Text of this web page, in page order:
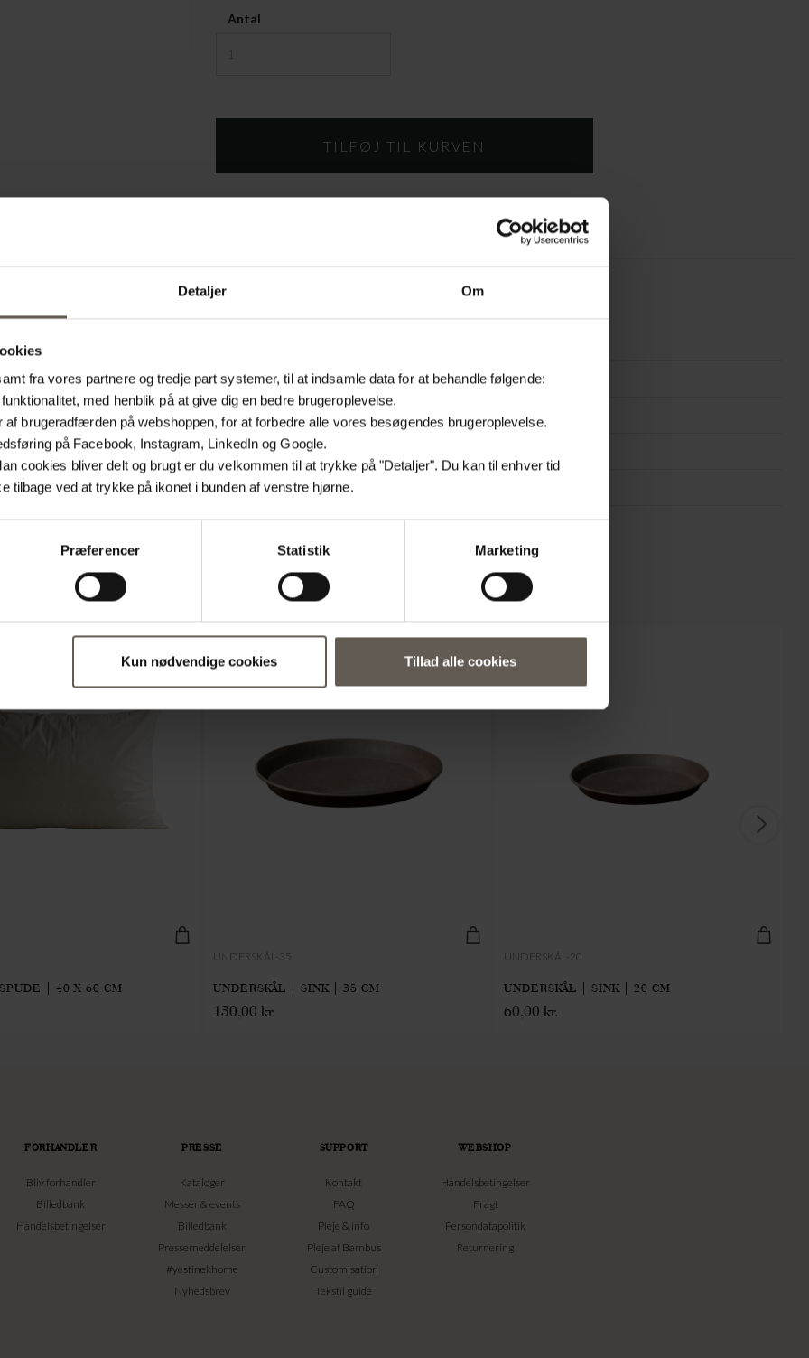
Detaljer Om
fra vores partnere og tredje part systemer, til at indsamle data for at behandle følgende:
med henblik på at give dig en bedre brugeroplevelse.
brugeradfærden på webshoppen, for at forbedre alle vores besøgendes brugeroplevelse.
på Facebook, Instagram, LinkedIn og Google.
cookies bliver delt og brugt er du velkommen til at trykke på "Detaljer". Du kan til enhver tid
ved at trykke på ikonet i bunden af venstre hjørne.
Præferencer Statistik Marketing
Kun nødvendige cookies Tillad alle cookies
Antal
SKU JARVASE-L-SMOKE
Farve Smoke
Materiale
Størrelse
Produktion Håndlavet
| 40 X 60 CM
UNDERSKÅL-35
UNDERSKÅL | SINK | 35 CM
130,00 kr.
UNDERSKÅL-20
UNDERSKÅL | SINK | 20 CM
60,00 kr.
FORHANDLER
Bliv forhandler
Billedbank
Handelsbetingelser
PRESSE
Kataloger
Messer & events
Billedbank
Pressemeddelelser
#yestinekhome
Nyhedsbrev
SUPPORT
Kontakt
FAQ
Pleje & info
Pleje af Bambus
Customisation
Tekstil guide
WEBSHOP
Handelsbetingelser
Fragt
Persondatapolitik
Returnering